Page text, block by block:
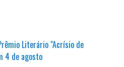
Literário "Acrísio de
4 de agosto